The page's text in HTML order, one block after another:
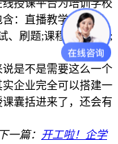
授课平台为培训学校
：直播教学;录播课
、刷题;课程资料下载;
是不是需要这么一个
企业完全可以搭建一
囊括进来了，还会有
下一篇： 开工啦！企学